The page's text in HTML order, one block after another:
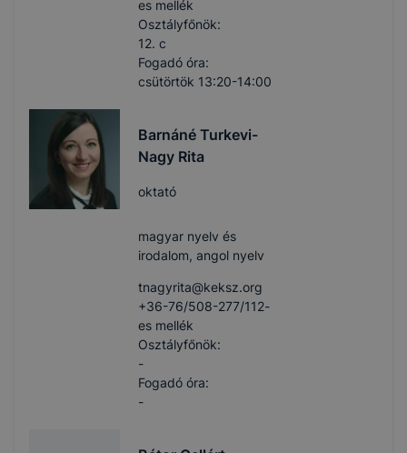
es mellék
Osztályfőnök:
12. c
Fogadó óra:
csütörtök 13:20-14:00
Barnáné Turkevi-
Nagy Rita
oktató
magyar nyelv és
irodalom, angol nyelv
tnagyrita​@keksz.org
+36-76/508-277/112-
es mellék
Osztályfőnök:
-
Fogadó óra:
-